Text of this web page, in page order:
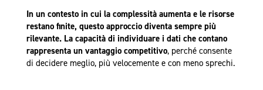
In un contesto in cui la complessità aumenta e le risorse
restano finite, questo approccio diventa sempre più
rilevante. La capacità di individuare i dati che contano
rappresenta un vantaggio competitivo, perché consente
di decidere meglio, più velocemente e con meno sprechi.